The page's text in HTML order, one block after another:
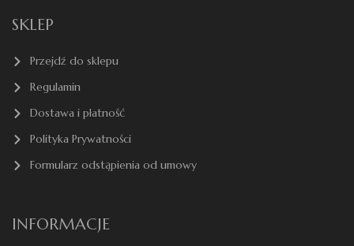
SKLEP
Przejdź do sklepu
Regulamin
Dostawa i płatność
Polityka Prywatności
Formularz odstąpienia od umowy
INFORMACJE